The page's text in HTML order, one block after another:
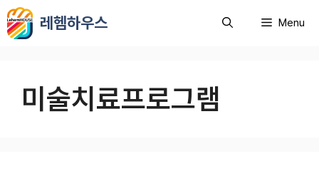
컨
텐
레헴하우스 Menu
미술치료프로그램